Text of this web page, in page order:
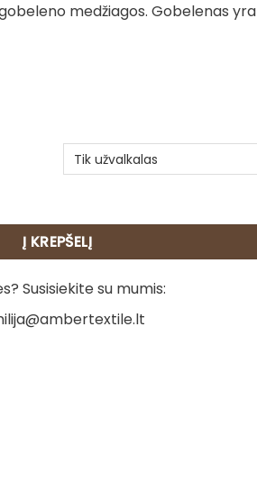
medžiagos. Gobelenas yra
Į KREPŠELĮ
Susisiekite su mumis: